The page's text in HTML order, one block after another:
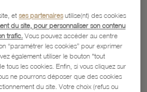
etses partenairesutilise(nt) des cookies
du site, pour personnaliser son contenu
trafic. Vous pouvez accéder au centre
“paramétrer les cookies” pour exprimer
également utiliser le bouton "tout
tous les cookies. Enfin, si vous cliquez sur
ne pourrons déposer que des cookies
du site. Votre choix (refus ou